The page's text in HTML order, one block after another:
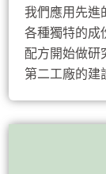
我們應用先進
各種獨特的成
配方開始做研
第二工廠的建